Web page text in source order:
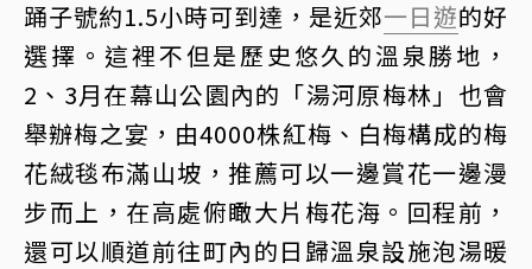
踊子號約1.5小時可到達，是近郊一日遊的好
選擇。這裡不但是歷史悠久的溫泉勝地，
2、3月在幕山公園內的「湯河原梅林」也會
舉辦梅之宴，由4000株紅梅、白梅構成的梅
花絨毯布滿山坡，推薦可以一邊賞花一邊漫
步而上，在高處俯瞰大片梅花海。回程前，
還可以順道前往町內的日歸溫泉設施泡湯暖